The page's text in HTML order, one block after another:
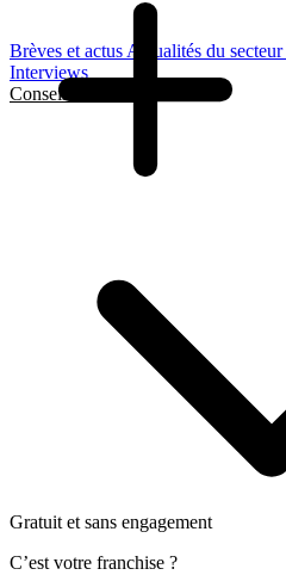
Brèves et actus Actualités du secteur
Interviews
Conseils et Guides
Gratuit et sans engagement
C’est votre franchise ?